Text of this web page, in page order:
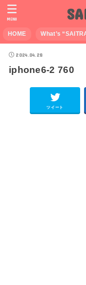
HOME What’s
MENU
2024.04.28
iphone6-2 760
ツイート